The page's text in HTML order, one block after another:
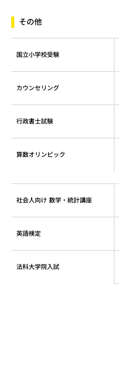
その他
国立小学校受験
カウンセリング
行政書士試験
算数オリンピック
社会人向け 数学・統計講座
英語検定
法科大学院入試